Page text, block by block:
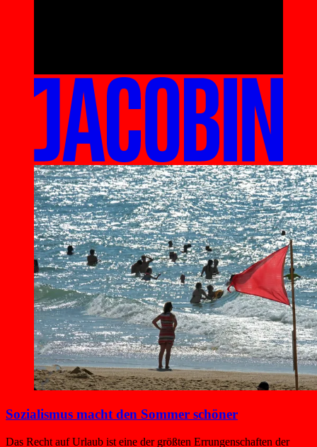
Sozialismus macht den Sommer schöner
Das Recht auf Urlaub ist eine der größten Errungenschaften der